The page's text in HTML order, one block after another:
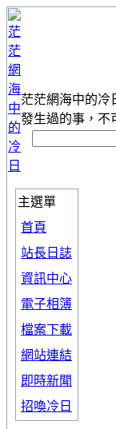
茫茫網海中的冷
發生過的事，不
主選單
首頁
站長日誌
資訊中心
電子相簿
檔案下載
網站連結
即時新聞
招喚冷日